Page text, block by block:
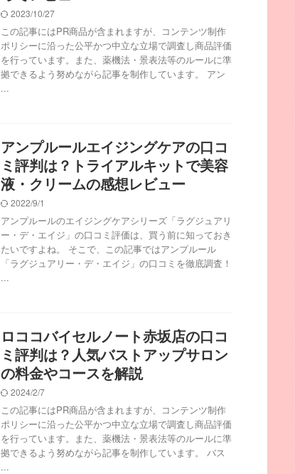
2023/10/27
この記事にはPR商品が含まれますが、コンテンツ制作
ポリシーに沿った公平かつ中立な立場で調査し商品評価
を行っています。また、薬機法・景表法等のルールに準
拠できるよう努めながら記事を制作しています。 アン
...
アンプルールエイジングケアの口コ
ミ評判は？トライアルキットで美容
液・クリームの感想レビュー
2022/9/1
アンプルールのエイジングケアシリーズ「ラグジュアリ
ー・デ・エイジ」の口コミ評価は、買う前に知っておき
たいですよね。 そこで、この記事ではアンプルール
「ラグジュアリー・デ・エイジ」の口コミを徹底調査！
...
ロココバイセルノート赤坂店の口コ
ミ評判は？人気バストアップサロン
の料金やコースを解説
2024/2/7
この記事にはPR商品が含まれますが、コンテンツ制作
ポリシーに沿った公平かつ中立な立場で調査し商品評価
を行っています。また、薬機法・景表法等のルールに準
拠できるよう努めながら記事を制作しています。 バス
...